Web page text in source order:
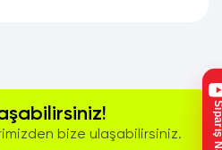
bize ulaşabilirsiniz.